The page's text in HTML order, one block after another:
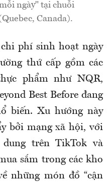
ngày" tại chuỗi
Canada).
phí sinh hoạt ngày
thứ cấp gồm các
phẩm như NQR,
Best Before đang
biến. Xu hướng này
bởi mạng xã hội, với
trên TikTok và
sắm trong các kho
những món đồ “cận